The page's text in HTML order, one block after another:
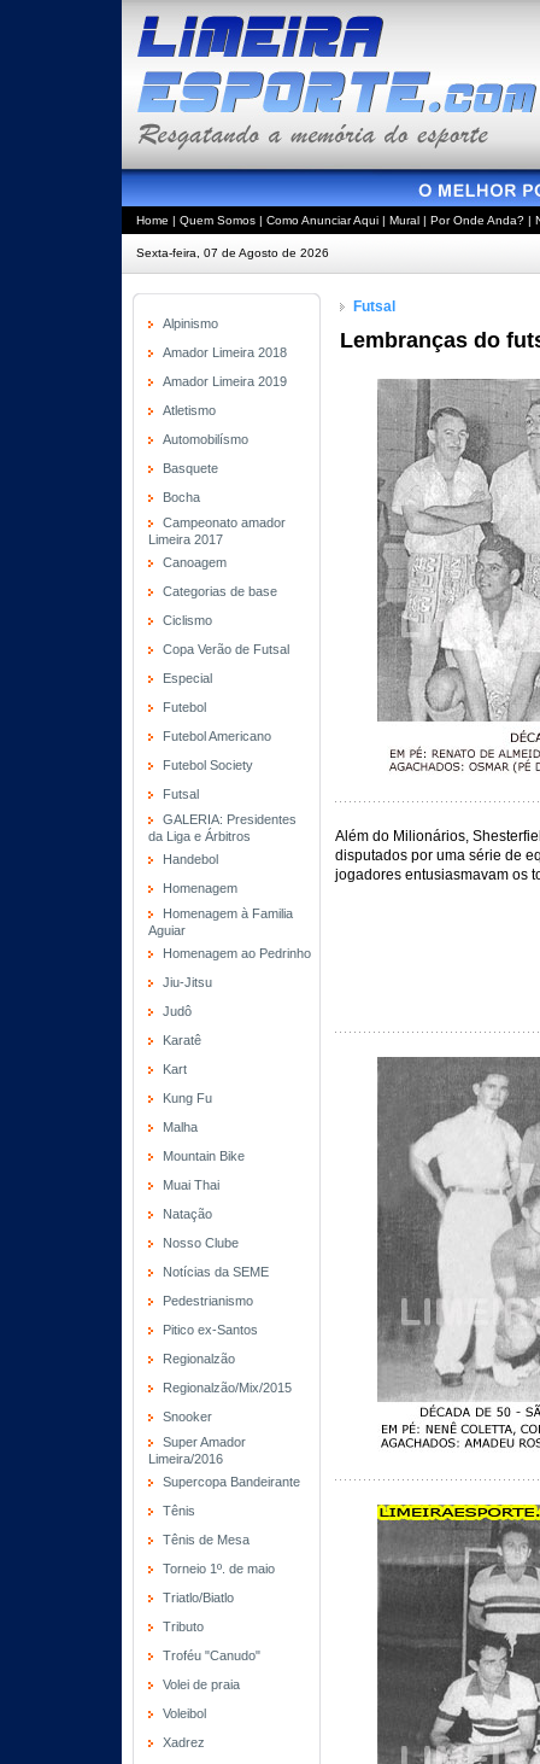
Home | Quem Somos | Como Anunciar Aqui | Mural | Por Onde Anda? |
Sexta-feira, 07 de Agosto de 2026
Alpinismo
Amador Limeira 2018
Amador Limeira 2019
Atletismo
Automobilísmo
Basquete
Bocha
Campeonato amador
Limeira 2017
Canoagem
Categorias de base
Ciclismo
Copa Verão de Futsal
Especial
Futebol
Futebol Americano
Futebol Society
Futsal
GALERIA: Presidentes
da Liga e Árbitros
Handebol
Homenagem
Homenagem à Familia
Aguiar
Homenagem ao Pedrinho
Jiu-Jitsu
Judô
Karatê
Kart
Kung Fu
Malha
Mountain Bike
Muai Thai
Natação
Nosso Clube
Notícias da SEME
Pedestrianismo
Pitico ex-Santos
Regionalzão
Regionalzão/Mix/2015
Snooker
Super Amador
Limeira/2016
Supercopa Bandeirante
Tênis
Tênis de Mesa
Torneio 1º. de maio
Triatlo/Biatlo
Tributo
Troféu "Canudo"
Volei de praia
Voleibol
Xadrez
Futsal
Lembranças do
Além do Milionários,
disputados por uma série de
jogadores entusiasmavam os